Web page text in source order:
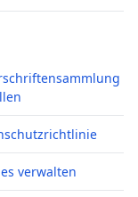
verwalten